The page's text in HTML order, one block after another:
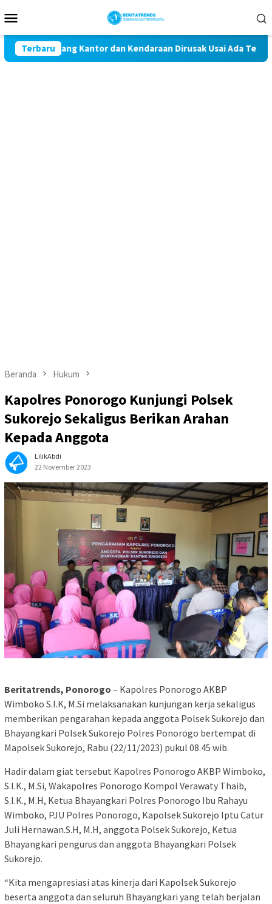
ke
Mobile
Terbaru
3 Ruang Kantor dan Kendaraan Dirusak Usai Ada Tembakan
Beranda Hukum
Kapolres Ponorogo Kunjungi Polsek
Sukorejo Sekaligus Berikan Arahan
Kepada Anggota
LilikAbdi
22 November 2023
Beritatrends, Ponorogo – Kapolres Ponorogo AKBP
Wimboko S.I.K, M.Si melaksanakan kunjungan kerja sekaligus
memberikan pengarahan kepada anggota Polsek Sukorejo dan
Bhayangkari Polsek Sukorejo Polres Ponorogo bertempat di
Mapolsek Sukorejo, Rabu (22/11/2023) pukul 08.45 wib.
Hadir dalam giat tersebut Kapolres Ponorogo AKBP Wimboko,
S.I.K., M.Si, Wakapolres Ponorogo Kompol Verawaty Thaib,
S.I.K., M.H, Ketua Bhayangkari Polres Ponorogo Ibu Rahayu
Wimboko, PJU Polres Ponorogo, Kapolsek Sukorejo Iptu Catur
Juli Hernawan.S.H, M.H, anggota Polsek Sukorejo, Ketua
Bhayangkari pengurus dan anggota Bhayangkari Polsek
Sukorejo.
“Kita mengapresiasi atas kinerja dari Kapolsek Sukorejo
beserta anggota dan seluruh Bhayangkari yang telah berjalan